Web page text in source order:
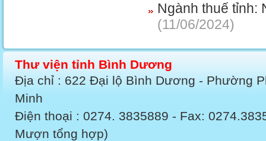
Ngành thuế tỉnh:
(11/06/2024)
Thư viện tỉnh Bình Dương
Địa chỉ : 622 Đại lộ Bình Dương - Phường
Minh
Điện thoại : 0274. 3835889 - Fax:
Mượn tổng hợp)